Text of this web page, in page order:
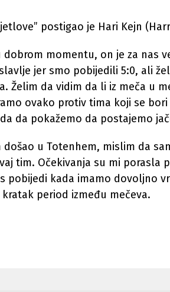
postigao je Hari Kejn
dobrom momentu, on je za nas
jer smo pobijedili 5:0, ali
Želim da vidim da li iz meča u
ovako protiv tima koji se
da pokažemo da postajemo
došao u Totenhem, mislim da
tim. Očekivanja su mi porasla
pobijedi kada imamo dovoljno
period između mečeva.